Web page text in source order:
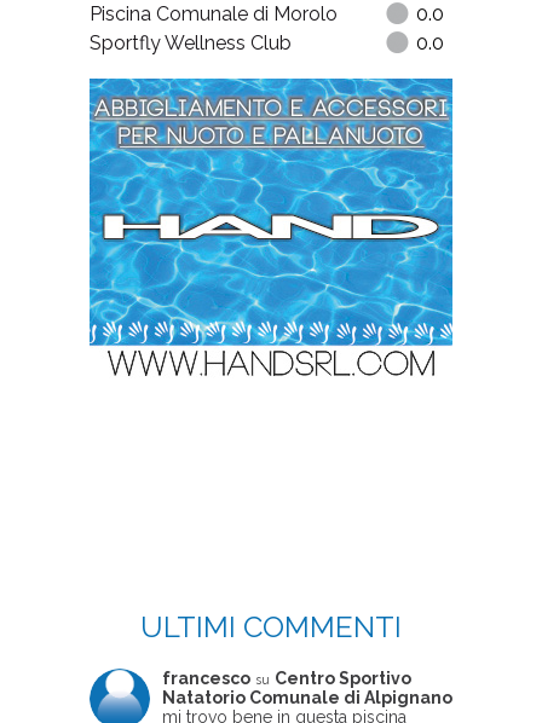
Piscina Comunale di Morolo
0.0
Sportfly Wellness Club
0.0
ULTIMI COMMENTI
francesco su Centro Sportivo
Natatorio Comunale di Alpignano
mi trovo bene in questa piscina